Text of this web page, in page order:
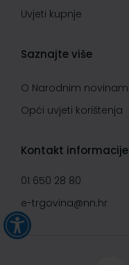
Uvjeti kupnje
Saznajte više
O Narodnim
Opći uvjeti korištenja
Kontakt informacije
01 650 28 80
e-trgovina@nn.hr